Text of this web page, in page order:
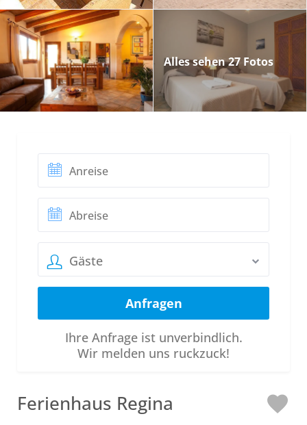
Alles sehen 27 Fotos
Gäste
Ihre Anfrage ist unverbindlich.
Wir melden uns ruckzuck!
Ferienhaus Regina
L